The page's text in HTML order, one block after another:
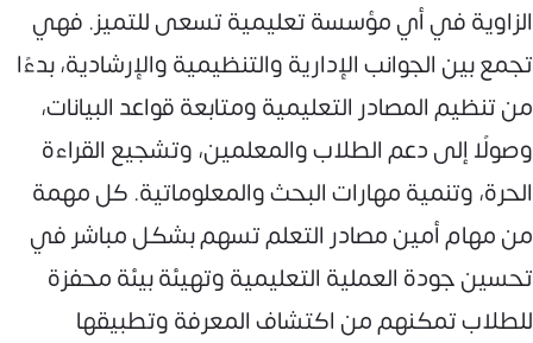
الزاوية في أي مؤسسة تعليمية تسعى للتميز. فهي
تجمع بين الجوانب الإدارية والتنظيمية والإرشادية، بدءًا
من تنظيم المصادر التعليمية ومتابعة قواعد البيانات،
وصولًا إلى دعم الطلاب والمعلمين، وتشجيع القراءة
الحرة، وتنمية مهارات البحث والمعلوماتية. كل مهمة
من مهام أمين مصادر التعلم تسهم بشكل مباشر في
تحسين جودة العملية التعليمية وتهيئة بيئة محفزة
للطلاب تمكنهم من اكتشاف المعرفة وتطبيقها